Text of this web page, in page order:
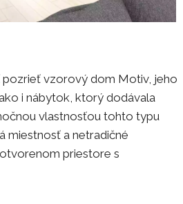
pozrieť vzorový dom Motiv, jeho
i nábytok, ktorý dodávala
vlastnosťou tohto typu
miestnosť a netradičné
priestore s